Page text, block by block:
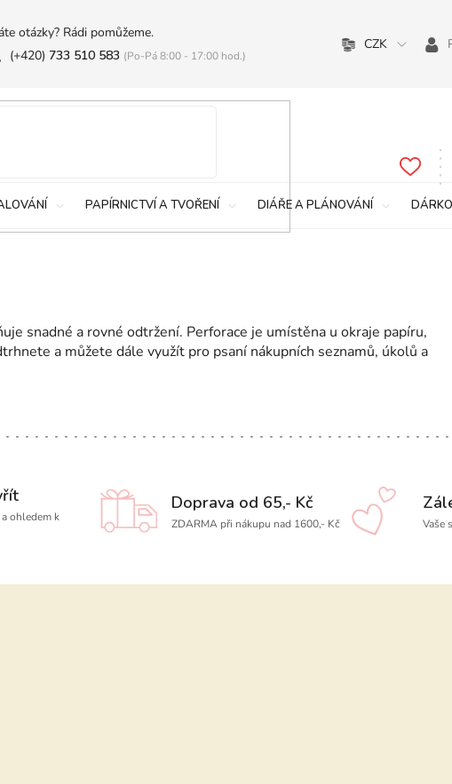
otázky? Rádi pomůžeme.
(+420) 733 510 583 (Po-Pá 8:00 - 17:00 hod.)
CZK
PAPÍRNICTVÍ A TVOŘENÍ DIÁŘE A PLÁNOVÁNÍ
snadné a rovné odtržení. Perforace je umístěna u okraje papíru,
a můžete dále využít pro psaní nákupních seznamů, úkolů a
ohledem k
Doprava od 65,- Kč
ZDARMA při nákupu nad 1600,- Kč Vaše